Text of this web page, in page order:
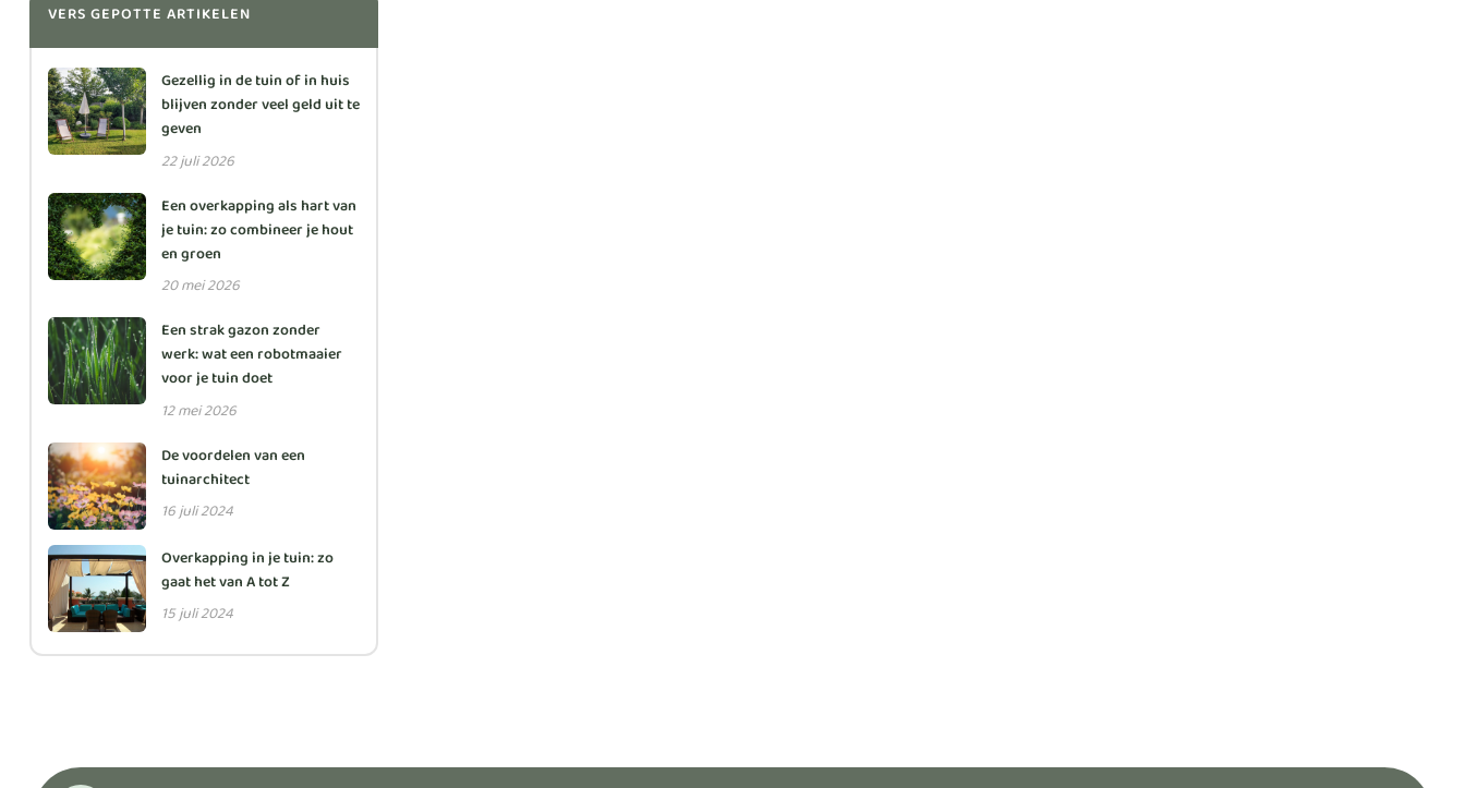
VERS GEPOTTE ARTIKELEN
Gezellig in de tuin of in huis
blijven zonder veel geld uit te
geven
22 juli 2026
Een overkapping als hart van
je tuin: zo combineer je hout
en groen
20 mei 2026
Een strak gazon zonder
werk: wat een robotmaaier
voor je tuin doet
12 mei 2026
De voordelen van een
tuinarchitect
16 juli 2024
Overkapping in je tuin: zo
gaat het van A tot Z
15 juli 2024